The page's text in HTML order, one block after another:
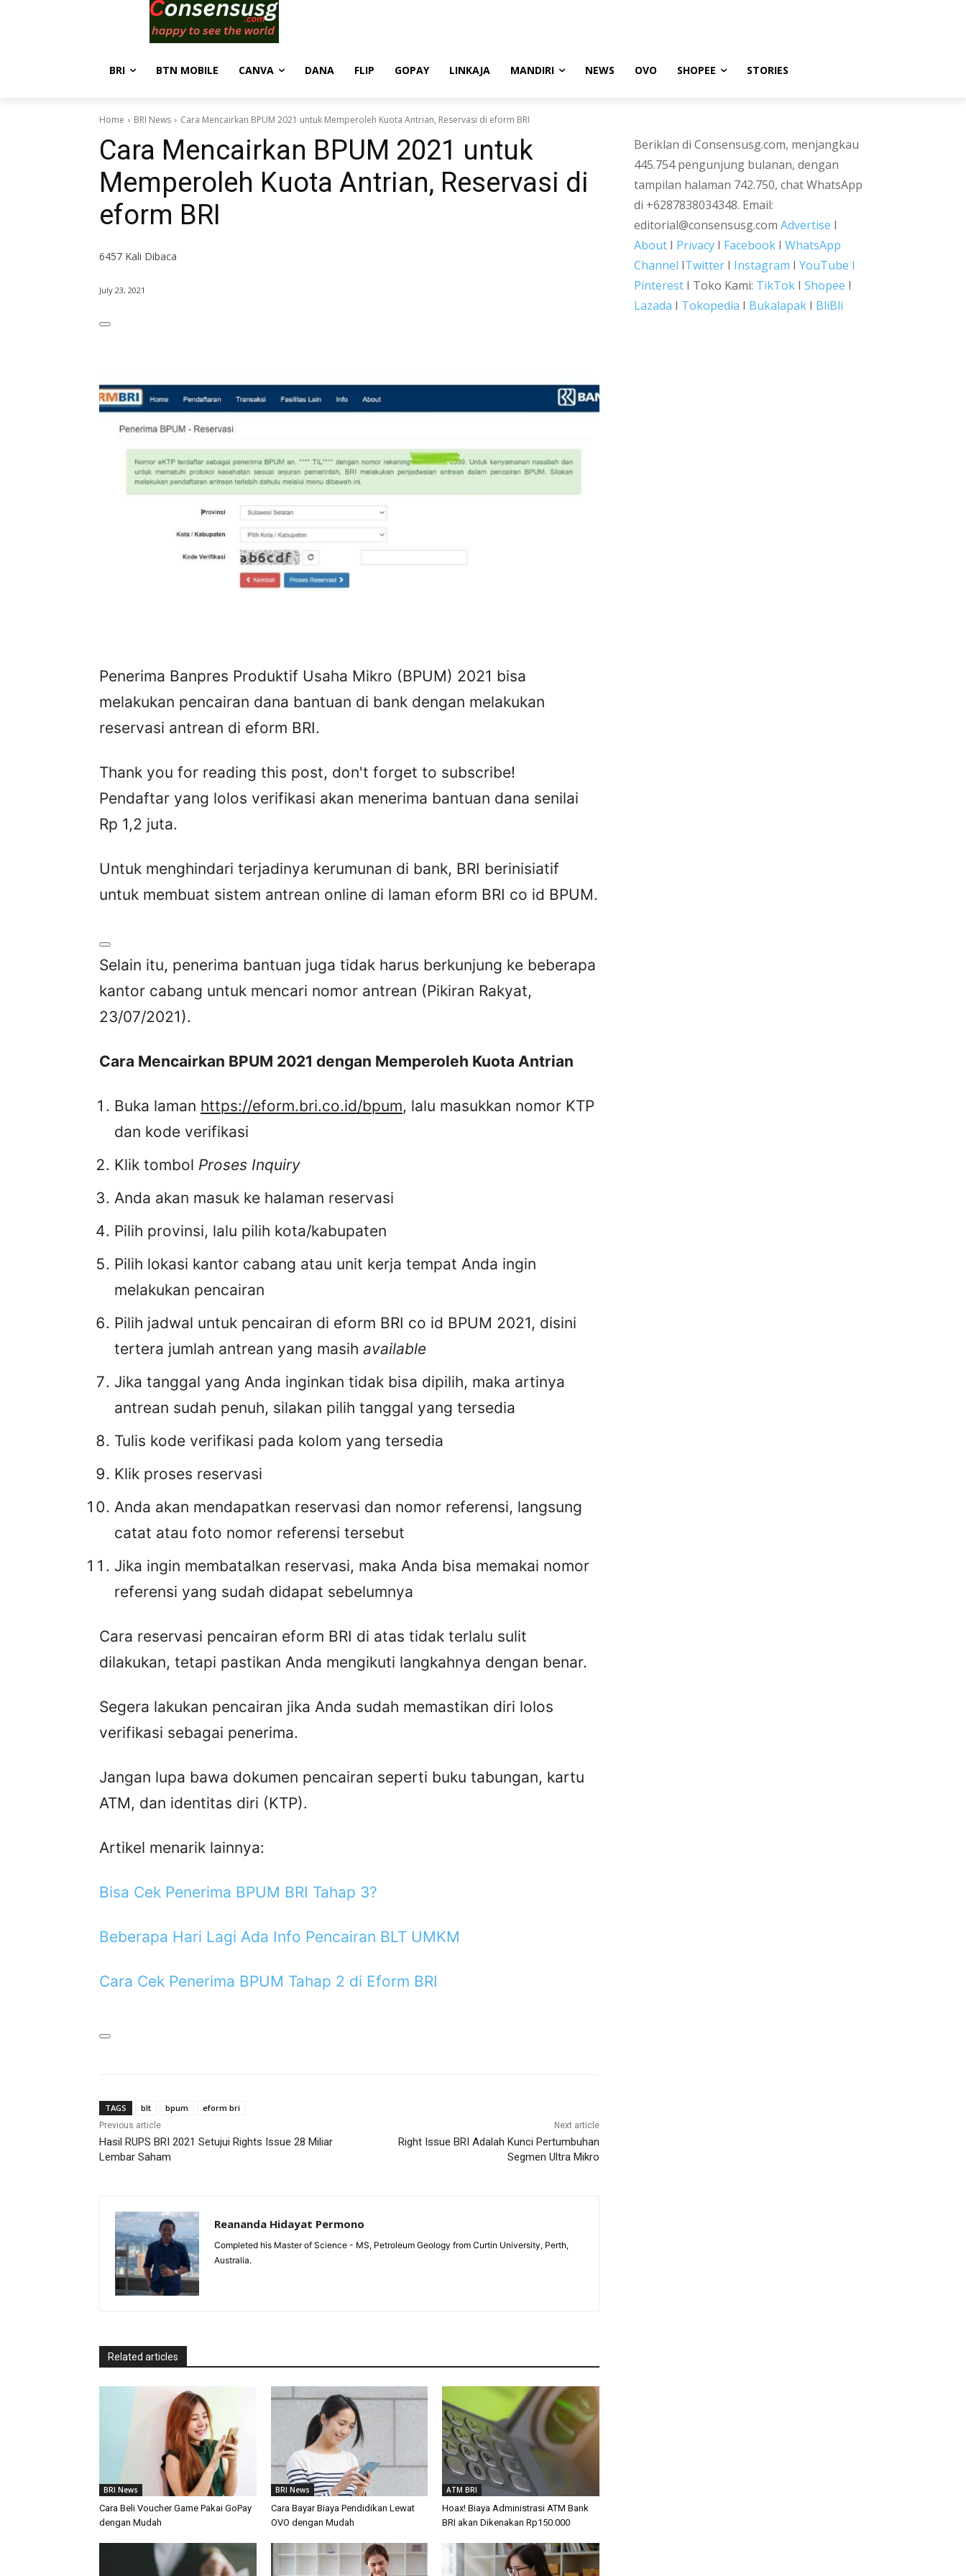
BRI BTN MOBILE CANVA DANA FLIP GOPAY LINKAJA MANDIRI NEWS OVO SHOPEE STORIES
Home BRI News Cara Mencairkan BPUM 2021 untuk Memperoleh Kuota Antrian, Reservasi di eform BRI
Cara Mencairkan BPUM 2021 untuk
Memperoleh Kuota Antrian, Reservasi di
eform BRI
6457 Kali Dibaca
July 23, 2021
Penerima Banpres Produktif Usaha Mikro (BPUM) 2021 bisa
melakukan pencairan dana bantuan di bank dengan melakukan
reservasi antrean di eform BRI.
Thank you for reading this post, don't forget to subscribe!
Pendaftar yang lolos verifikasi akan menerima bantuan dana senilai
Rp 1,2 juta.
Untuk menghindari terjadinya kerumunan di bank, BRI berinisiatif
untuk membuat sistem antrean online di laman eform BRI co id BPUM.
Selain itu, penerima bantuan juga tidak harus berkunjung ke beberapa
kantor cabang untuk mencari nomor antrean (Pikiran Rakyat,
23/07/2021).
Cara Mencairkan BPUM 2021 dengan Memperoleh Kuota Antrian
Buka laman https://eform.bri.co.id/bpum, lalu masukkan nomor KTP
dan kode verifikasi
Klik tombol Proses Inquiry
Anda akan masuk ke halaman reservasi
Pilih provinsi, lalu pilih kota/kabupaten
Pilih lokasi kantor cabang atau unit kerja tempat Anda ingin
melakukan pencairan
Pilih jadwal untuk pencairan di eform BRI co id BPUM 2021, disini
tertera jumlah antrean yang masih available
Jika tanggal yang Anda inginkan tidak bisa dipilih, maka artinya
antrean sudah penuh, silakan pilih tanggal yang tersedia
Tulis kode verifikasi pada kolom yang tersedia
Klik proses reservasi
Anda akan mendapatkan reservasi dan nomor referensi, langsung
catat atau foto nomor referensi tersebut
Jika ingin membatalkan reservasi, maka Anda bisa memakai nomor
referensi yang sudah didapat sebelumnya
Cara reservasi pencairan eform BRI di atas tidak terlalu sulit
dilakukan, tetapi pastikan Anda mengikuti langkahnya dengan benar.
Segera lakukan pencairan jika Anda sudah memastikan diri lolos
verifikasi sebagai penerima.
Jangan lupa bawa dokumen pencairan seperti buku tabungan, kartu
ATM, dan identitas diri (KTP).
Artikel menarik lainnya:
Bisa Cek Penerima BPUM BRI Tahap 3?
Beberapa Hari Lagi Ada Info Pencairan BLT UMKM
Cara Cek Penerima BPUM Tahap 2 di Eform BRI
TAGS blt bpum eform bri
Previous article
Hasil RUPS BRI 2021 Setujui Rights Issue 28 Miliar
Lembar Saham
Next article
Right Issue BRI Adalah Kunci Pertumbuhan
Segmen Ultra Mikro
Reananda Hidayat Permono
Completed his Master of Science - MS, Petroleum Geology from Curtin University, Perth,
Australia.
Related articles
BRI News
Cara Beli Voucher Game Pakai GoPay
dengan Mudah
BRI News
Cara Bayar Biaya Pendidikan Lewat
OVO dengan Mudah
ATM BRI
Hoax! Biaya Administrasi ATM Bank
BRI akan Dikenakan Rp150.000
Beriklan di Consensusg.com, menjangkau
445.754 pengunjung bulanan, dengan
tampilan halaman 742.750, chat WhatsApp
di +6287838034348. Email:
editorial@consensusg.com Advertise I
About I Privacy I Facebook I WhatsApp
Channel ITwitter I Instagram I YouTube I
Pinterest I Toko Kami: TikTok I Shopee I
Lazada I Tokopedia I Bukalapak I BliBli